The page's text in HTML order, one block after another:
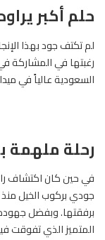
حلم أكبر
لم تكتف جود بهذا
رغبتها في المشاركة
السعودية عالياً في
رحلة ملهمة
في حين كان اكتشاف
جودي بركوب الخيل
برفقتها. وبفضل
المتميز الذي تفوقت